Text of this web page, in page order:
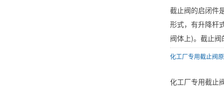
截止阀的启闭件
形式，有升降杆
阀体上)。截止
化工厂专用截止阀
化工厂专用截止